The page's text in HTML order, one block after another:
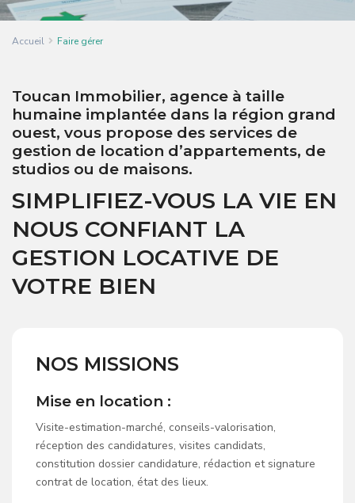
Accueil Faire gérer
Toucan Immobilier, agence à taille
humaine implantée dans la région grand
ouest, vous propose des services de
gestion de location d’appartements, de
studios ou de maisons.
SIMPLIFIEZ-VOUS LA VIE EN
NOUS CONFIANT LA
GESTION LOCATIVE DE
VOTRE BIEN
NOS MISSIONS
Mise en location :
Visite-estimation-marché, conseils-valorisation,
réception des candidatures, visites candidats,
constitution dossier candidature, rédaction et signature
contrat de location, état des lieux.